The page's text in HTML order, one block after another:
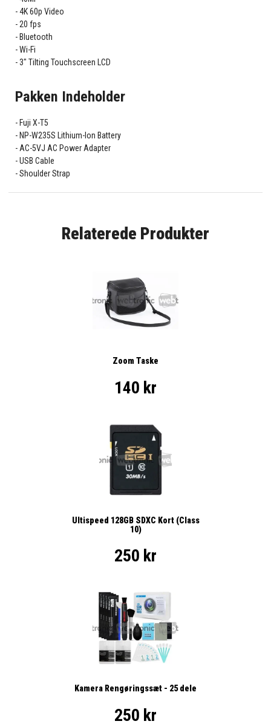
4K 60p Video
20 fps
Bluetooth
Wi-Fi
3" Tilting Touchscreen LCD
Pakken Indeholder
Fuji X-T5
NP-W235S Lithium-Ion Battery
AC-5VJ AC Power Adapter
USB Cable
Shoulder Strap
Relaterede Produkter
Zoom Taske
140 kr
Ultispeed 128GB SDXC Kort (Class
10)
250 kr
Kamera Rengøringssæt - 25 dele
250 kr